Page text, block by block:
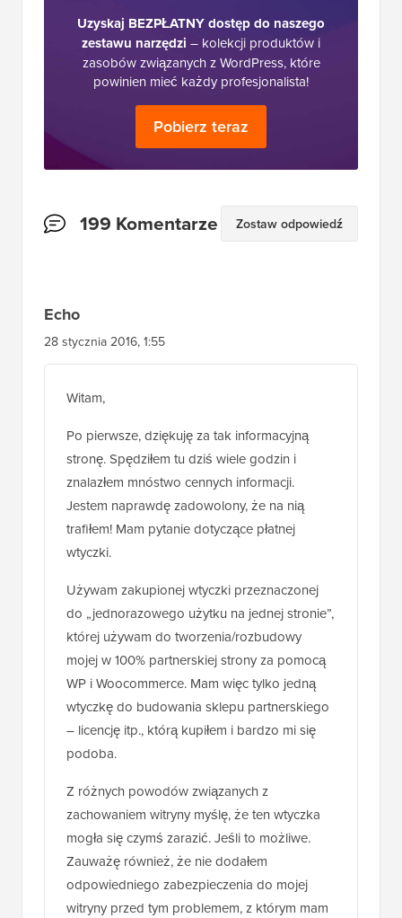
Uzyskaj BEZPŁATNY dostęp do naszego
zestawu narzędzi – kolekcji produktów i
zasobów związanych z WordPress, które
powinien mieć każdy profesjonalista!
Pobierz teraz
Interakcje
199 Komentarze Zostaw odpowiedź
Echo
28 stycznia 2016, 1:55
Witam,
Po pierwsze, dziękuję za tak informacyjną
stronę. Spędziłem tu dziś wiele godzin i
znalazłem mnóstwo cennych informacji.
Jestem naprawdę zadowolony, że na nią
trafiłem! Mam pytanie dotyczące płatnej
wtyczki.
Używam zakupionej wtyczki przeznaczonej
do „jednorazowego użytku na jednej stronie”,
której używam do tworzenia/rozbudowy
mojej w 100% partnerskiej strony za pomocą
WP i Woocommerce. Mam więc tylko jedną
wtyczkę do budowania sklepu partnerskiego
– licencję itp., którą kupiłem i bardzo mi się
podoba.
Z różnych powodów związanych z
zachowaniem witryny myślę, że ten wtyczka
mogła się czymś zarazić. Jeśli to możliwe.
Zauważę również, że nie dodałem
odpowiedniego zabezpieczenia do mojej
witryny przed tym problemem, z którym mam